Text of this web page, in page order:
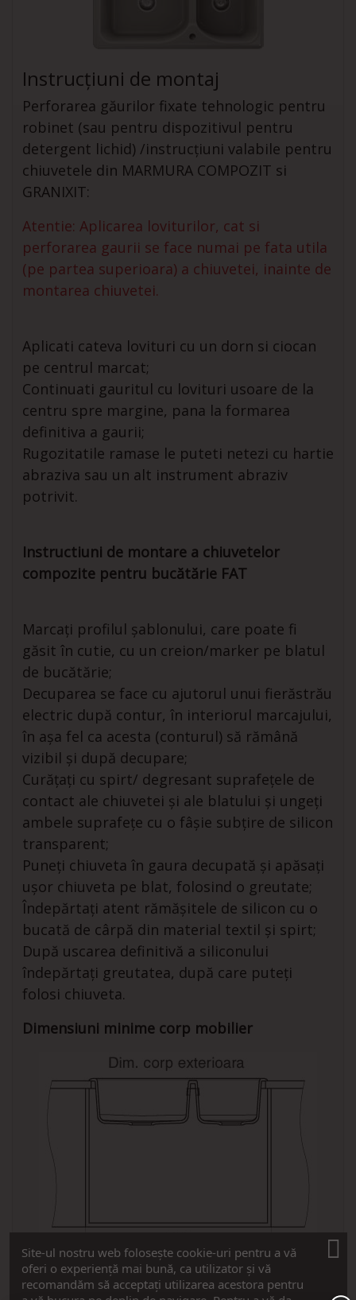
Instrucțiuni de montaj
Perforarea găurilor fixate tehnologic pentru
robinet (sau pentru dispozitivul pentru
detergent lichid) /instrucțiuni valabile pentru
chiuvetele din MARMURA COMPOZIT si
GRANIXIT:
Atentie: Aplicarea loviturilor, cat si
perforarea gaurii se face numai pe fata utila
(pe partea superioara) a chiuvetei, inainte de
montarea chiuvetei.
Aplicati cateva lovituri cu un dorn si ciocan
pe centrul marcat;
Continuati gauritul cu lovituri usoare de la
centru spre margine, pana la formarea
definitiva a gaurii;
Rugozitatile ramase le puteti netezi cu hartie
abraziva sau un alt instrument abraziv
potrivit.
Instructiuni de montare a chiuvetelor
compozite pentru bucătărie FAT
Marcați profilul șablonului, care poate fi
găsit în cutie, cu un creion/marker pe blatul
de bucătărie;
Decuparea se face cu ajutorul unui fierăstrău
electric după contur, în interiorul marcajului,
în așa fel ca acesta (conturul) să rămână
vizibil și după decupare;
Curățați cu spirt/ degresant suprafețele de
contact ale chiuvetei și ale blatului și ungeți
ambele suprafețe cu o fâșie subțire de silicon
transparent;
Puneți chiuveta în gaura decupată și apăsați
ușor chiuveta pe blat, folosind o greutate;
Îndepărtați atent rămășitele de silicon cu o
bucată de cârpă din material textil și spirt;
După uscarea definitivă a siliconului
îndepărtați greutatea, după care puteți
folosi chiuveta.
Dimensiuni minime corp mobilier
Detalii dimensiuni (vedere de sus)
Site-ul nostru web folosește cookie-uri pentru a vă
oferi o experiență mai bună, ca utilizator și vă
recomandăm să acceptați utilizarea acestora pentru